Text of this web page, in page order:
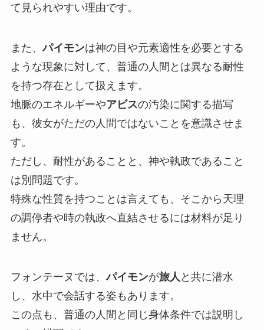
て見られやすい理由です。
また、パイモンは神の目や元素適性を必要とする
ような現象に対して、普通の人間とは異なる耐性
を持つ存在として扱えます。
地脈のエネルギーやアビスの汚染に関する描写
も、彼女がただの人間ではないことを意識させま
す。
ただし、耐性があることと、神や執政であること
は別問題です。
特殊な性質を持つことは言えても、そこから天理
の調停者や時の執政へ直結させるには材料が足り
ません。
フォンテーヌでは、パイモンが旅人 と共に潜水
し、水中で会話する姿もあります。
この点も、普通の人間と同じ身体条件では説明し